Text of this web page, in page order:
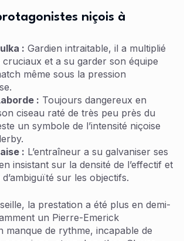
niçois à
: Gardien intraitable, il a multiplié
cruciaux et a su garder son équipe
même sous la pression
: Toujours dangereux en
ciseau raté de très peu près du
un symbole de l’intensité niçoise
: L’entraîneur a su galvaniser ses
insistant sur la densité de l’effectif et
d’ambiguïté sur les objectifs.
la prestation a été plus en demi-
un Pierre-Emerick
manque de rythme, incapable de